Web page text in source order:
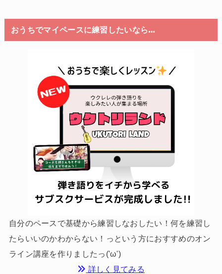
おうちでマイペースに練習したいなら…
自分のペースで基礎から練習しなおしたい！何を練習し
たらいいのかわからない！っという方におすすめのオン
ライン講座を作りましたっ('ω')
詳しく見てみる